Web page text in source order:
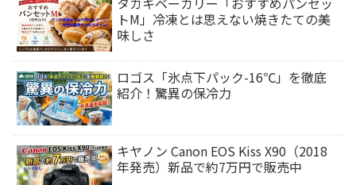
トM」冷凍とは思えない焼きたての美
味しさ
ロゴス「氷点下パック-16℃」を徹底
紹介！驚異の保冷力
キヤノン Canon EOS Kiss X90（2018
年発売）新品で約7万円で販売中